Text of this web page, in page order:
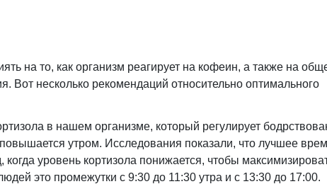
на то, как организм реагирует на кофеин, а также на
Вот несколько рекомендаций относительно оптимального
в нашем организме, который регулирует
утром. Исследования показали, что лучшее
уровень кортизола понижается, чтобы
это промежутки с 9:30 до 11:30 утра и с 13:30 до 17:00.